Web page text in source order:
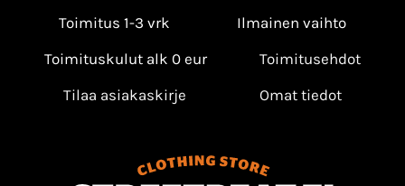
Toimitus 1-3 vrk
Ilmainen vaihto
Toimituskulut alk 0 eur
Toimitusehdot
Tilaa asiakaskirje
Omat tiedot